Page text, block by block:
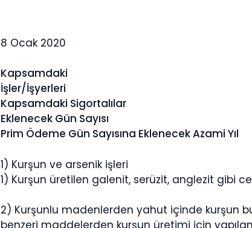
8 Ocak 2020
Kapsamdaki
İşler/İşyerleri
Kapsamdaki Sigortalılar
Eklenecek Gün Sayısı
Prim Ödeme Gün Sayısına Eklenecek Azami Yıl
1) Kurşun ve arsenik işleri
1) Kurşun üretilen galenit, serüzit, anglezit gibi
2) Kurşunlu madenlerden yahut içinde kurşun
benzeri maddelerden kurşun üretimi için